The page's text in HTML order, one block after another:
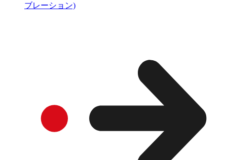
ブレーション)